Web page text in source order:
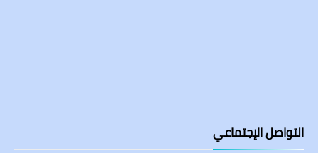
التواصل الإجتماعي